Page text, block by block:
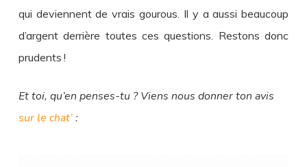
qui deviennent de vrais gourous. Il y a aussi beaucoup
d’argent derrière toutes ces questions. Restons donc
prudents !
Et toi, qu’en penses-tu ? Viens nous donner ton avis
sur le chat’: